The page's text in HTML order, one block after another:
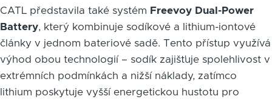
CATL představila také systém Freevoy Dual-Power
Battery, který kombinuje sodíkové a lithium-iontové
články v jednom bateriové sadě. Tento přístup využívá
výhod obou technologií – sodík zajišťuje spolehlivost v
extrémních podmínkách a nižší náklady, zatímco
lithium poskytuje vyšší energetickou hustotu pro